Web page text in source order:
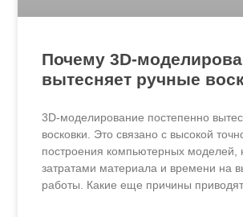
Почему 3D-
вытесняет ручные
3D-моделирование постепенно
восковки. Это связано с высокой
построения компьютерных моделей,
затратами материала и времени на
работы. Какие еще причины приводят